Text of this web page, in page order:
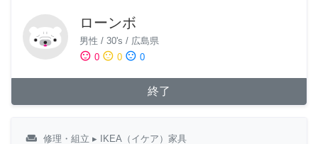
ローンボ
男性 / 30's / 広島県
sentiment_satisfied 0 sentiment_neutral 0 sentiment_dissatisfied 0
終了
weekend 修理・組立 ▸ IKEA（イケア）家具